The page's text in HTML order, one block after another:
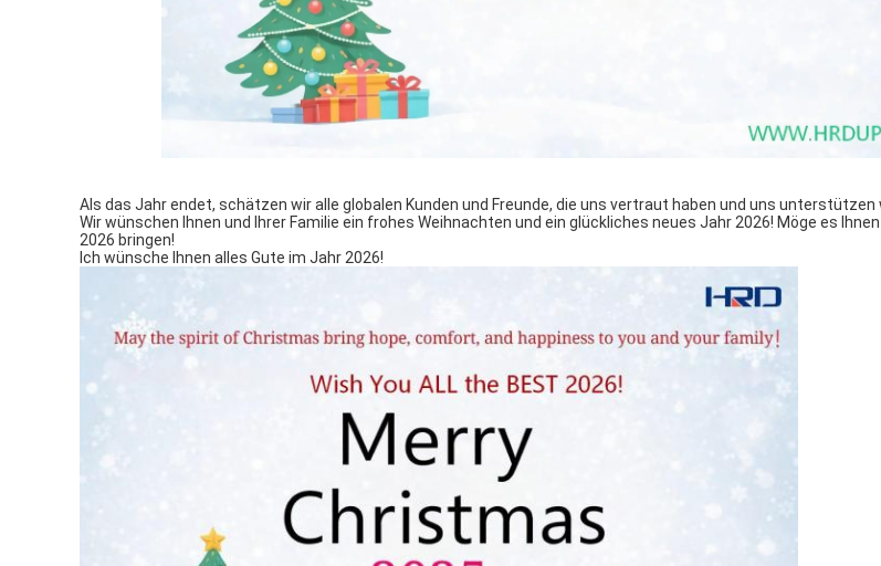
Als das Jahr endet, schätzen wir alle globalen Kunden und Freunde, die uns vertraut haben und uns unterstützen
Wir wünschen Ihnen und Ihrer Familie ein frohes Weihnachten und ein glückliches neues Jahr 2026! Möge es
2026 bringen!
Ich wünsche Ihnen alles Gute im Jahr 2026!